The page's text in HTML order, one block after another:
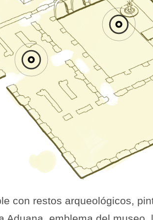
con restos arqueológicos,